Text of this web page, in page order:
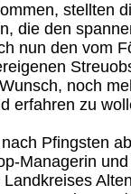
stellten
die den
nun den vom
noch
erfahren zu
Pfingsten
Managerin und